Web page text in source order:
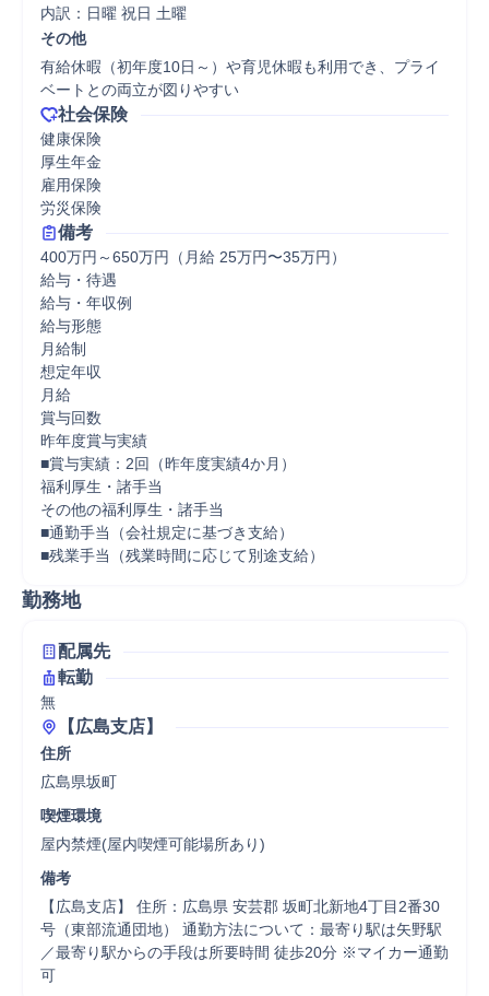
内訳：日曜 祝日 土曜
その他
有給休暇（初年度10日～）や育児休暇も利用でき、プライ
ベートとの両立が図りやすい
社会保険
健康保険
厚生年金
雇用保険
労災保険
備考
400万円～650万円（月給 25万円〜35万円）
給与・待遇
給与・年収例
給与形態
月給制
想定年収
月給
賞与回数
昨年度賞与実績
■賞与実績：2回（昨年度実績4か月）
福利厚生・諸手当
その他の福利厚生・諸手当
■通勤手当（会社規定に基づき支給）
■残業手当（残業時間に応じて別途支給）
勤務地
配属先
転勤
無
【広島支店】
住所
広島県坂町
喫煙環境
屋内禁煙(屋内喫煙可能場所あり)
備考
【広島支店】 住所：広島県 安芸郡 坂町北新地4丁目2番30
号（東部流通団地） 通勤方法について：最寄り駅は矢野駅
／最寄り駅からの手段は所要時間 徒歩20分 ※マイカー通勤
可